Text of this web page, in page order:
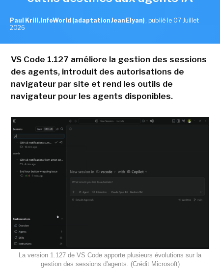
Paul Krill, InfoWorld (adaptation Jean Elyan) , publié le 07 Juillet
2026
VS Code 1.127 améliore la gestion des sessions
des agents, introduit des autorisations de
navigateur par site et rend les outils de
navigateur pour les agents disponibles.
La version 1.127 de VS Code apporte plusieurs évolutions sur la
gestion des sessions d'agents. (Crédit Microsoft)